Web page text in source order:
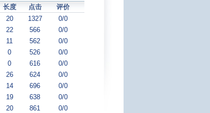
长度 点击 评价
20 1327 0/0
22 566 0/0
11 562 0/0
0 526 0/0
0 616 0/0
26 624 0/0
14 696 0/0
19 638 0/0
20 861 0/0